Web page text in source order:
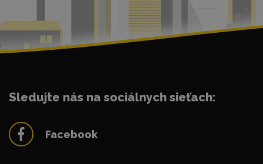
Sledujte nás na sociálnych sieťach:
Facebook